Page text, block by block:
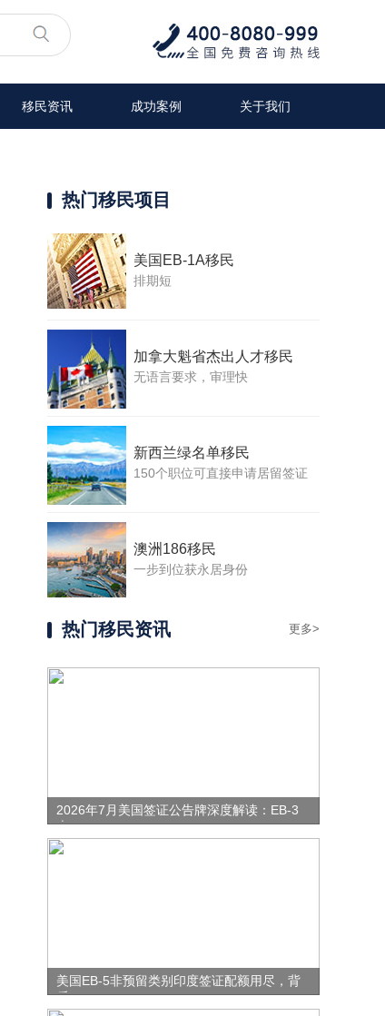
移民资讯 成功案例 关于我们
热门移民项目
美国EB-1A移民
排期短
加拿大魁省杰出人才移民
无语言要求，审理快
新西兰绿名单移民
150个职位可直接申请居留签证
澳洲186移民
一步到位获永居身份
热门移民资讯 更多>
2026年7月美国签证公告牌深度解读：EB-3
表
美国EB-5非预留类别印度签证配额用尽，背
后